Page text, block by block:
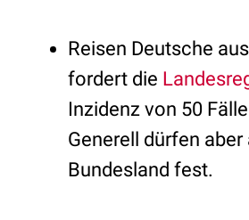
Reisen Deutsche
fordert die
Inzidenz von 50
Generell dürfen
Bundesland fest.